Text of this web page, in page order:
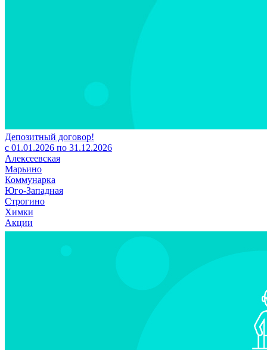
Депозитный договор!
с 01.01.2026 по 31.12.2026
Алексеевская
Марьино
Коммунарка
Юго-Западная
Строгино
Химки
Акции